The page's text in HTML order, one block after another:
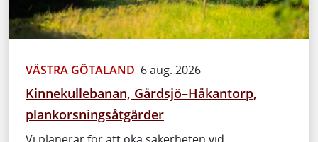
VÄSTRA GÖTALAND 6 aug. 2026
Kinnekullebanan, Gårdsjö–Håkantorp,
plankorsningsåtgärder